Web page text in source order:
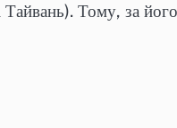
Тайвань). Тому, за